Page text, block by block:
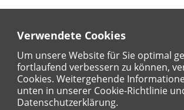
Verwendete Cookies
Um unsere Website für Sie optimal
fortlaufend verbessern zu können,
Cookies. Weitergehende
unten in unserer Cookie-Richtlinie
Datenschutzerklärung.
Entdeckertouren Ansichten
Regional
Karte